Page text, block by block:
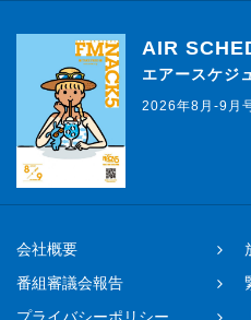
AIR
エアースケジ
2026年8月-9月
会社概要
番組審議会報告
プライバシーポリシー